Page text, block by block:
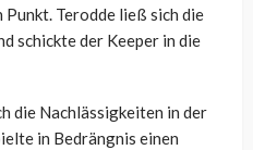
Terodde ließ sich die
schickte der Keeper in die
die Nachlässigkeiten in der
in Bedrängnis einen